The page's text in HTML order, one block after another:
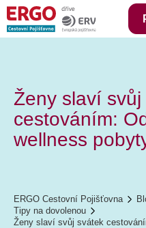
Ženy slaví
cestováním:
wellness
ERGO Cestovní Pojišťovna
Tipy na dovolenou
Ženy slaví svůj svátek